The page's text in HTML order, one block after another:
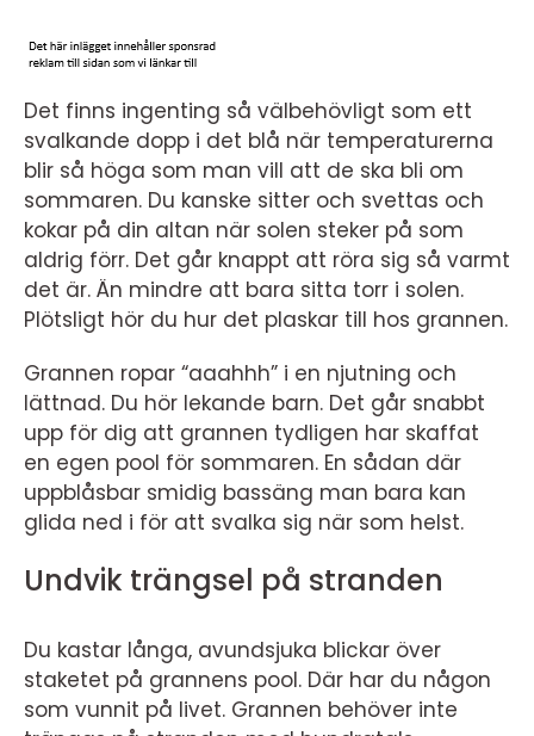
Det finns ingenting så välbehövligt som ett
svalkande dopp i det blå när temperaturerna
blir så höga som man vill att de ska bli om
sommaren. Du kanske sitter och svettas och
kokar på din altan när solen steker på som
aldrig förr. Det går knappt att röra sig så varmt
det är. Än mindre att bara sitta torr i solen.
Plötsligt hör du hur det plaskar till hos grannen.
Grannen ropar “aaahhh” i en njutning och
lättnad. Du hör lekande barn. Det går snabbt
upp för dig att grannen tydligen har skaffat
en egen pool för sommaren. En sådan där
uppblåsbar smidig bassäng man bara kan
glida ned i för att svalka sig när som helst.
Undvik trängsel på stranden
Du kastar långa, avundsjuka blickar över
staketet på grannens pool. Där har du någon
som vunnit på livet. Grannen behöver inte